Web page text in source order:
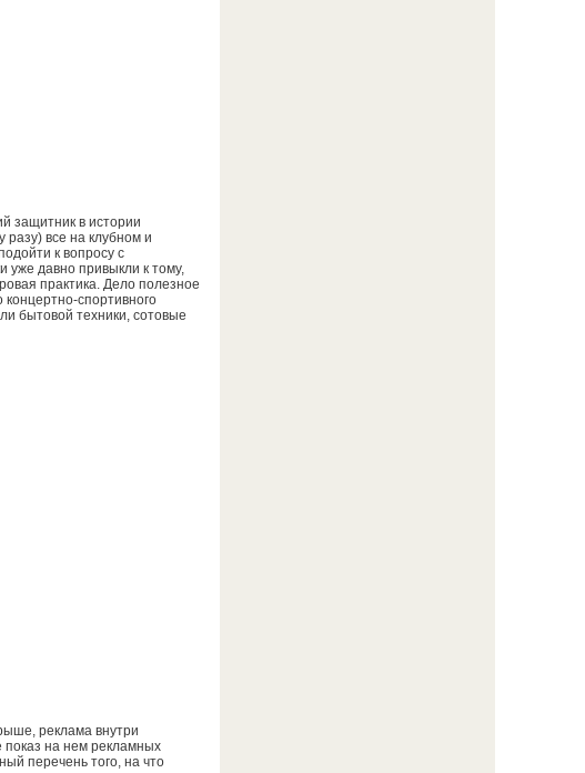
защитник в истории
разу) все на клубном и
к вопросу с
уже давно привыкли к тому,
практика. Дело полезное
спортивного
бытовой техники, сотовые
реклама внутри
показ на нем рекламных
перечень того, на что